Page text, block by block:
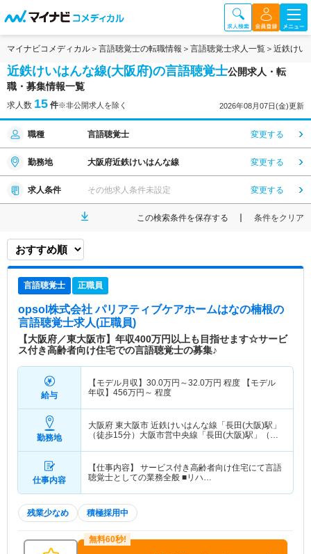
マイナビコメディカル 言語聴覚士の転職情報 言語聴覚士求人一覧 近鉄けい
近鉄けいはんな線(大阪府)の言語聴覚士公開求人・転
職・募集情報一覧
求人数 15 件※非公開求人を除く 2026年08月07日(金)更新
職種 言語聴覚士 変更する
勤務地 大阪府近鉄けいはんな線 変更する
求人条件 その他求人条件未設定 変更する
この検索条件を保存する 条件をクリア
言語聴覚士 正職員
opsol株式会社 パリアティブケアホームはなの楠根の
言語聴覚士求人(正職員)
【大阪府／東大阪市】年収400万円以上も目指せます☆サービ
ス付き高齢者向け住宅での言語聴覚士の募集♪
給与
【モデル月収】 30.0万円～32.0万円 程度 【モデル
年収】 456万円～ 程度
勤務地
大阪府 東大阪市 近鉄けいはんな線「長田(大阪)駅」
（徒歩15分）大阪市営中央線「長田(大阪)駅」（徒
仕事内容
【仕事内容】 サービス付き高齢者向け住宅にて言語
聴覚士としての業務全般 ■リハ…
残業少なめ 積極採用中